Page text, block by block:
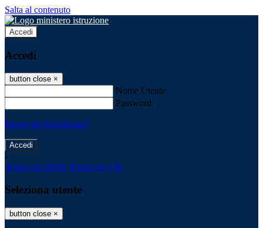
Salta al contenuto
Accedi
Accedi
button close ×
Nome Utente
Password
Password dimenticata?
-
Entra con SPID Entra con CIE
Seleziona utente
button close ×